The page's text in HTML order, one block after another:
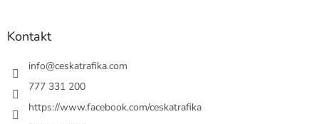
k
Kontakt
info@ceskatrafika.com
777 331 200
https://www.facebook.com/ceskatrafika